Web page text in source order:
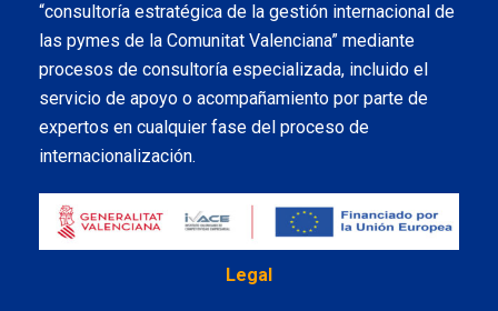
“consultoría estratégica de la gestión internacional de
las pymes de la Comunitat Valenciana” mediante
procesos de consultoría especializada, incluido el
servicio de apoyo o acompañamiento por parte de
expertos en cualquier fase del proceso de
internacionalización.
Legal